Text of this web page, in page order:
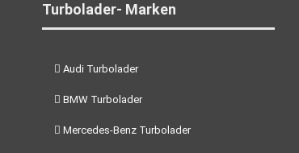
Turbolader- Marken
Audi Turbolader
BMW Turbolader
Mercedes-Benz Turbolader